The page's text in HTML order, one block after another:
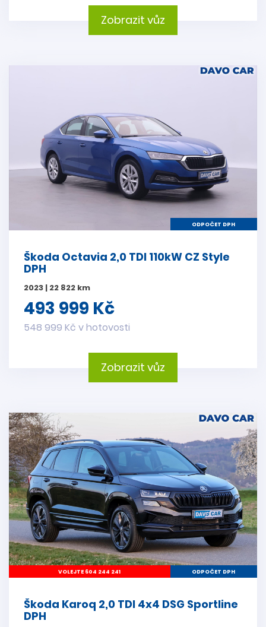
Zobrazit vůz
ODPOČET DPH
Škoda Octavia 2,0 TDI 110kW CZ Style
DPH
2023 | 22 822 km
493 999 Kč
548 999 Kč v hotovosti
Zobrazit vůz
VOLEJTE 604 244 241 ODPOČET DPH
Škoda Karoq 2,0 TDI 4x4 DSG Sportline
DPH